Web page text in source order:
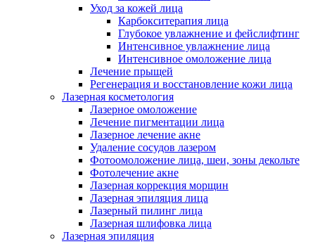
Уход за кожей лица
Карбокситерапия лица
Глубокое увлажнение и фейслифтинг
Интенсивное увлажнение лица
Интенсивное омоложение лица
Лечение прыщей
Регенерация и восстановление кожи лица
Лазерная косметология
Лазерное омоложение
Лечение пигментации лица
Лазерное лечение акне
Удаление сосудов лазером
Фотоомоложение лица, шеи, зоны декольте
Фотолечение акне
Лазерная коррекция морщин
Лазерная эпиляция лица
Лазерный пилинг лица
Лазерная шлифовка лица
Лазерная эпиляция